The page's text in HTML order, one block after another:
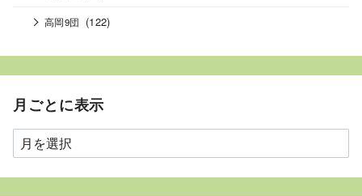
高岡9団 (122)
月ごとに表示
月
ご
と